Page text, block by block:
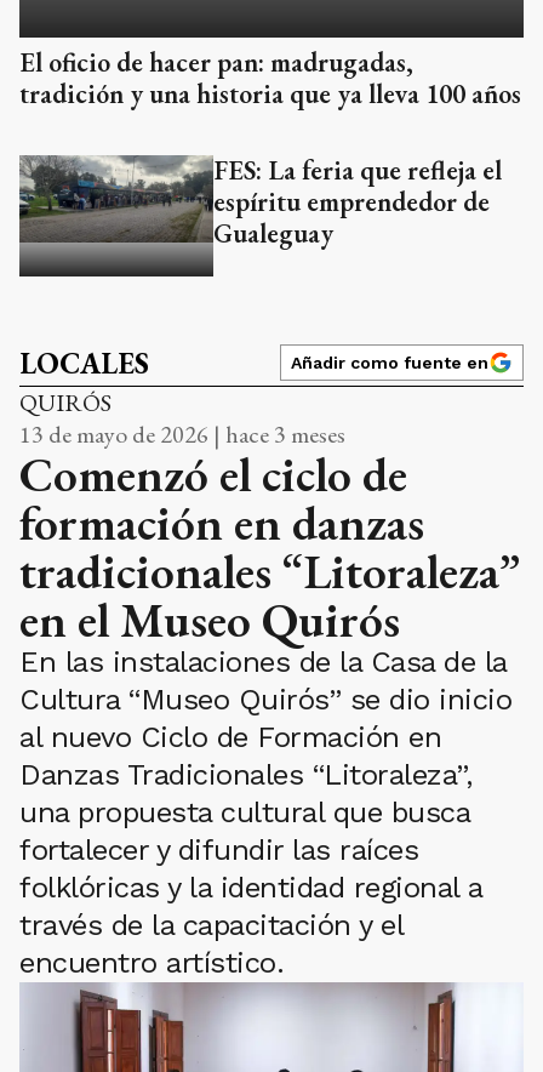
El oficio de hacer pan: madrugadas,
tradición y una historia que ya lleva 100 años
FES: La feria que refleja el
espíritu emprendedor de
Gualeguay
LOCALES Añadir como fuente en
QUIRÓS
13 de mayo de 2026 | hace 3 meses
Comenzó el ciclo de
formación en danzas
tradicionales “Litoraleza”
en el Museo Quirós
En las instalaciones de la Casa de la
Cultura “Museo Quirós” se dio inicio
al nuevo Ciclo de Formación en
Danzas Tradicionales “Litoraleza”,
una propuesta cultural que busca
fortalecer y difundir las raíces
folklóricas y la identidad regional a
través de la capacitación y el
encuentro artístico.